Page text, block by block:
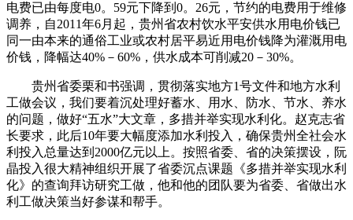
电费已由每度电0。59元下降到0。26元，节约的电费用于维修
调养，自2011年6月起，贵州省农村饮水平安供水用电价钱已
同一由本来的通俗工业或农村居平易近用电价钱降为灌溉用电
价钱，降幅达40%－60%，供水成本可削减20－30%。
贵州省委栗和书强调，贯彻落实地方1号文件和地方水利
工做会议，我们要着沉处理好蓄水、用水、防水、节水、养水
的问题，做好“五水”大文章，多措并举实现水利化。赵克志省
长要求，此后10年要大幅度添加水利投入，确保贵州全社会水
利投入总量达到2000亿元以上。按照省委、省的决策摆设，阮
晶投入很大精神组织开展了省委沉点课题《多措并举实现水利
化》的查询拜访研究工做，他和他的团队要为省委、省做出水
利工做决策当好参谋和帮手。